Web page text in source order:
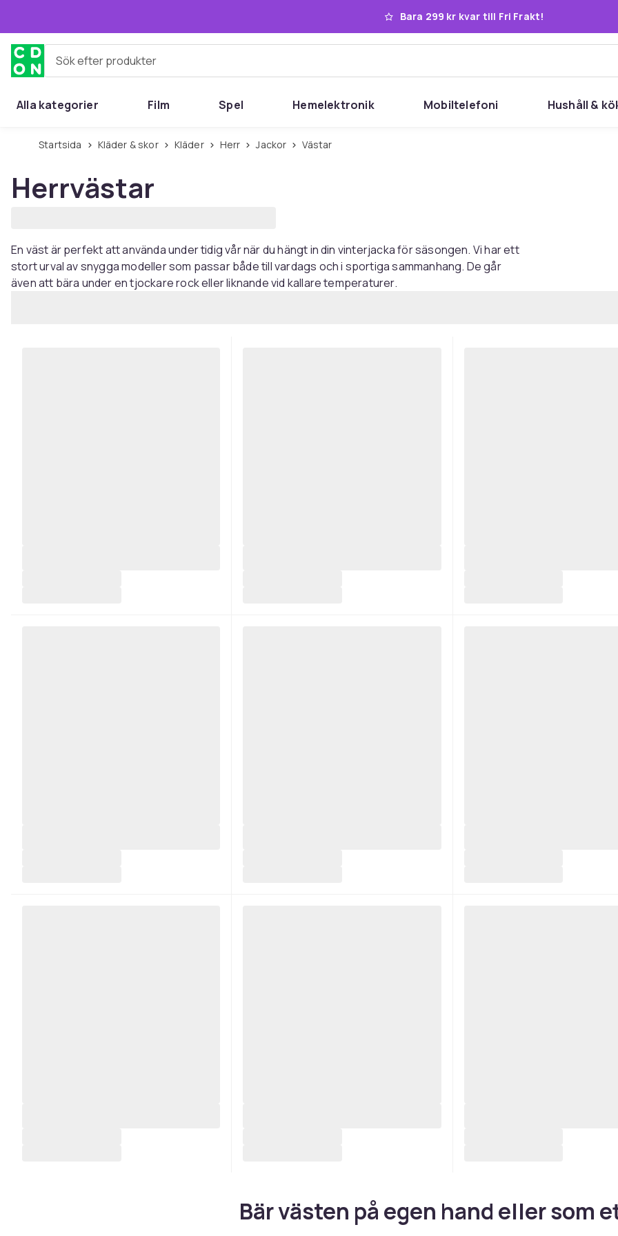
Bara 299 kr kvar till Fri Frakt!
Sök efter produkter
Alla kategorier Film Spel Hemelektronik Mobiltelefoni Hushåll &
Startsida Kläder & skor Kläder Herr Jackor Västar
Herrvästar
En väst är perfekt att använda under tidig vår när du hängt in din vinterjacka för säsongen. Vi har ett
stort urval av snygga modeller som passar både till vardags och i sportiga sammanhang. De går
även att bära under en tjockare rock eller liknande vid kallare temperaturer.
Bär västen på egen hand eller som